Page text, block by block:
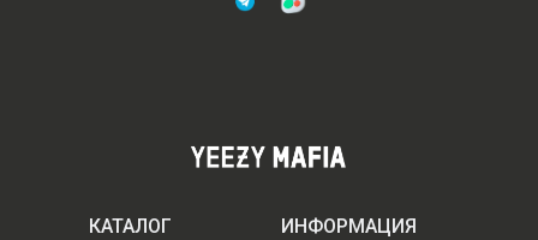
КАТАЛОГ ИНФОРМАЦИЯ